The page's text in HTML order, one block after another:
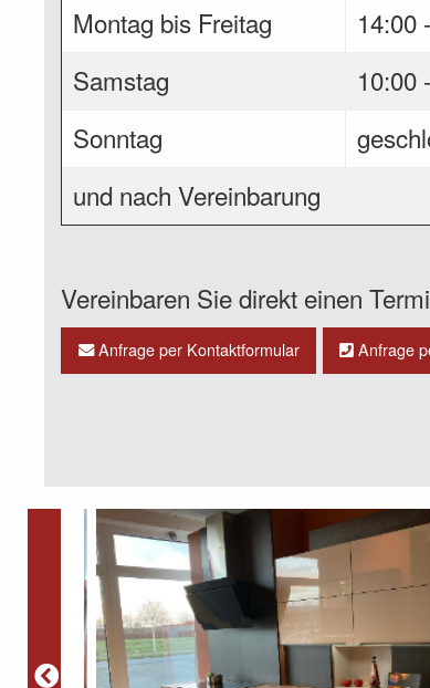
Montag bis Freitag
14:00
Samstag
10:00
Sonntag
und nach Vereinbarung
Vereinbaren Sie direkt einen
Anfrage per Kontaktformular Anfrage